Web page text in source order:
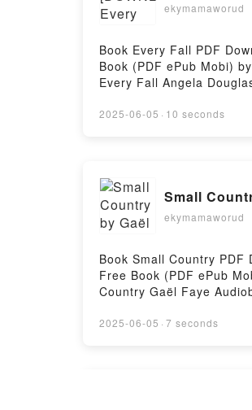
ekymamaworud
Book Every Fall PDF
Book (PDF ePub Mobi)
Every Fall Angela
2025-06-05 · 10 seconds
Small
ekymamaworud
Book Small Country
Free Book (PDF ePub
Country Gaël Faye
2025-06-05 · 7 seconds